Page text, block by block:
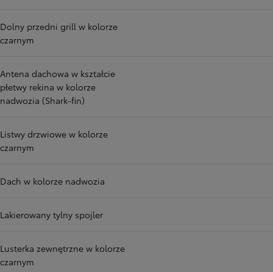
Dolny przedni grill w kolorze
czarnym
Antena dachowa w kształcie
płetwy rekina w kolorze
nadwozia (Shark-fin)
Listwy drzwiowe w kolorze
czarnym
Dach w kolorze nadwozia
Lakierowany tylny spojler
Lusterka zewnętrzne w kolorze
czarnym